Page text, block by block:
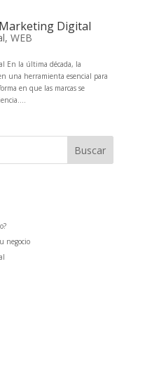
Digital
, WEB
En la última década, la
una herramienta esencial para
en que las marcas se
Buscar
negocio